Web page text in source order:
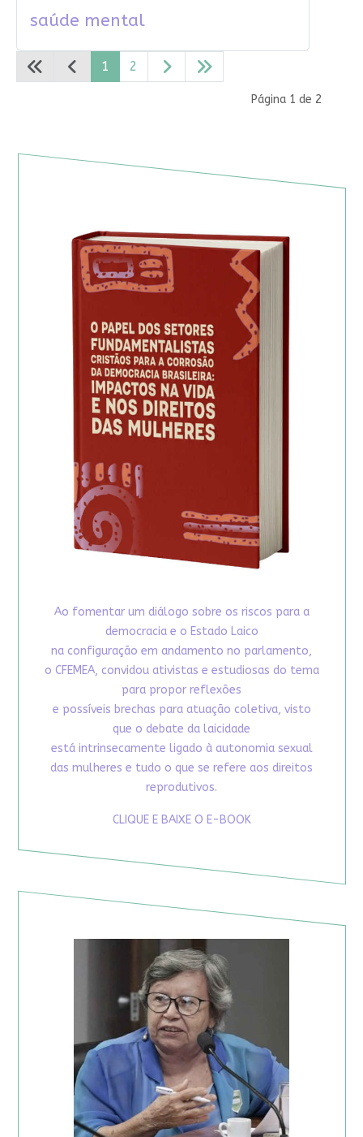
saúde mental
Página 1 de 2
1 2
Ao fomentar um diálogo sobre os riscos para a
democracia e o Estado Laico
na configuração em andamento no parlamento,
o CFEMEA, convidou ativistas e estudiosas do tema
para propor reflexões
e possíveis brechas para atuação coletiva, visto
que o debate da laicidade
está intrinsecamente ligado à autonomia sexual
das mulheres e tudo o que se refere aos direitos
reprodutivos.
CLIQUE E BAIXE O E-BOOK